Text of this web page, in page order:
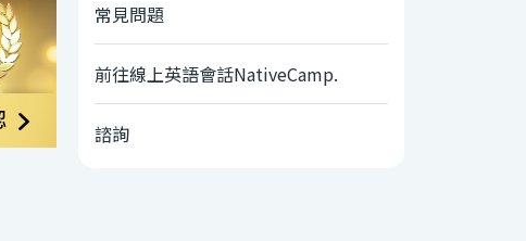
常見問題
前往線上英語會話NativeCamp.
諮詢